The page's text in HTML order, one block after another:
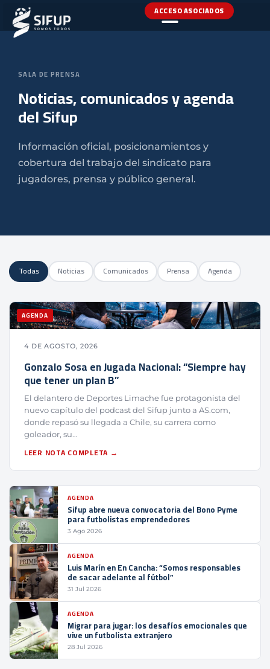
ACCESO ASOCIADOS
SALA DE PRENSA
Noticias, comunicados y agenda
del Sifup
Información oficial, posicionamientos y
cobertura del trabajo del sindicato para
jugadores, prensa y público general.
Todas Noticias Comunicados Prensa Agenda
AGENDA
4 DE AGOSTO, 2026
Gonzalo Sosa en Jugada Nacional: “Siempre hay
que tener un plan B”
El delantero de Deportes Limache fue protagonista del
nuevo capítulo del podcast del Sifup junto a AS.com,
donde repasó su llegada a Chile, su carrera como
goleador, su…
LEER NOTA COMPLETA →
AGENDA
Sifup abre nueva convocatoria del Bono Pyme
para futbolistas emprendedores
3 Ago 2026
AGENDA
Luis Marín en En Cancha: “Somos responsables
de sacar adelante al fútbol”
31 Jul 2026
AGENDA
Migrar para jugar: los desafíos emocionales que
vive un futbolista extranjero
28 Jul 2026